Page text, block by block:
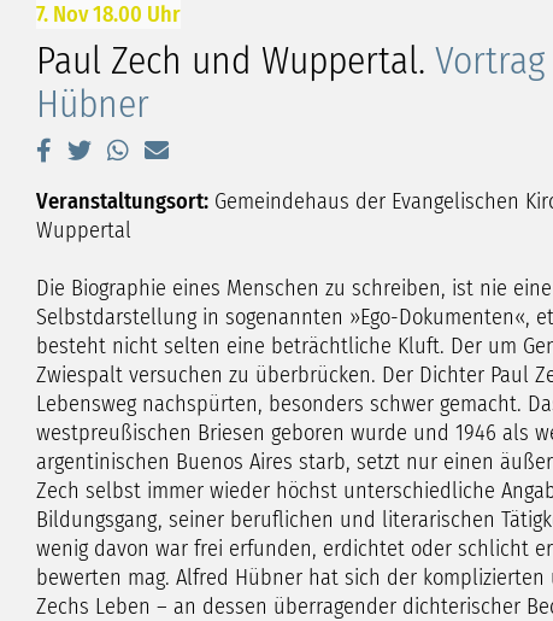
7. Nov 18.00 Uhr
Paul Zech und Wuppertal.
Hübner
Veranstaltungsort:Gemeindehaus der Evangelischen
Wuppertal
Die Biographie eines Menschen zu schreiben, ist nie
Selbstdarstellung in sogenannten »Ego-Dokumenten«,
besteht nicht selten eine beträchtliche Kluft. Der um
Zwiespalt versuchen zu überbrücken. Der Dichter Paul
Lebensweg nachspürten, besonders schwer gemacht.
westpreußischen Briesen geboren wurde und 1946 als
argentinischen Buenos Aires starb, setzt nur einen
Zech selbst immer wieder höchst unterschiedliche
Bildungsgang, seiner beruflichen und literarischen
wenig davon war frei erfunden, erdichtet oder schlicht
bewerten mag. Alfred Hübner hat sich der
Zechs Leben – an dessen überragender dichterischer